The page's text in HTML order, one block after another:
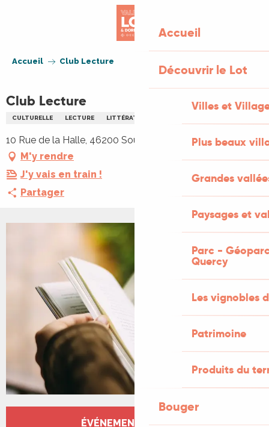
Accueil
Découvrir le Lot
Villes et
Plus beaux
Grandes
Paysages et
Parc -
Quercy
Les vignobles
Patrimoine
Produits du
Bouger
Accueil Club Lecture
Club Lecture
CULTURELLE LECTURE LITTÉRATURE
10 Rue de la Halle, 46200 Souillac
M'y rendre
J'y vais en train !
Partager
Ouverture et coordonnées
ÉVÉNEMENT TERMINÉ